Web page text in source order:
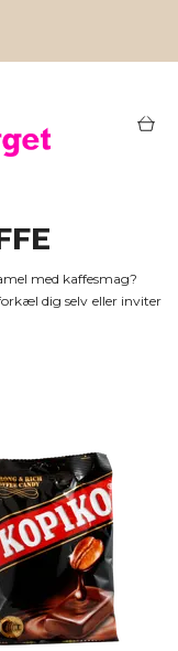
med kaffesmag?
dig selv eller inviter